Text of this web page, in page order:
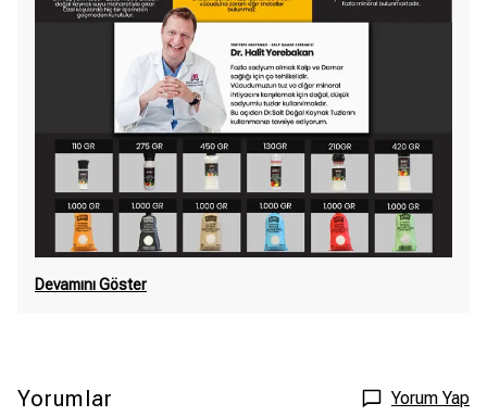
Devamını Göster
Yorumlar Yorum Yap